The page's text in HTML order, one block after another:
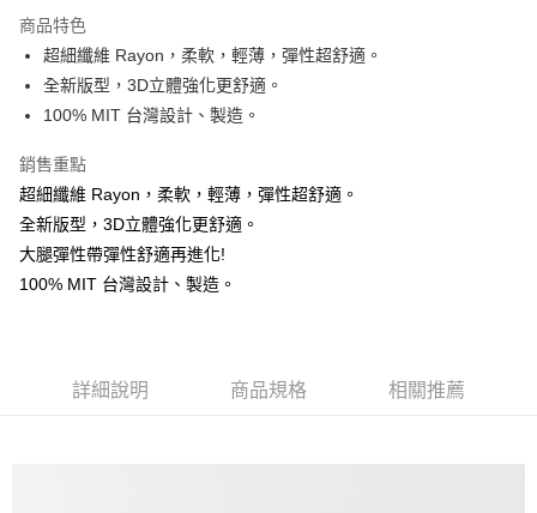
ATM付款
運送方式
取貨核對 ▶ ▶證件姓名
每筆NT$60，滿NT$1,500(含以上)免運費
【 7-11 比較慢 】 會慢最多"3~4天" 建議選全家。
商品特色
超細纖維 Rayon，柔軟，輕薄，彈性超舒適。
全新版型，3D立體強化更舒適。
100% MIT 台灣設計、製造。
銷售重點
超細纖維 Rayon，柔軟，輕薄，彈性超舒適。
全新版型，3D立體強化更舒適。
大腿彈性帶彈性舒適再進化!
100% MIT 台灣設計、製造。
詳細說明 商品規格 相關推薦